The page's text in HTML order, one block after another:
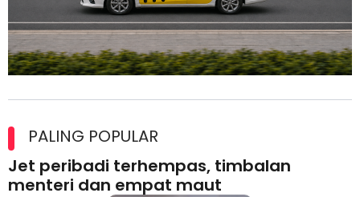
lesen separuh pertama 2026
PALING POPULAR
Jet peribadi terhempas, timbalan
menteri dan empat maut